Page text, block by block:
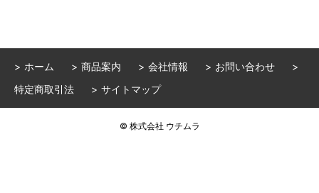
ホーム 商品案内 会社情報
お問い合わせ
特定商取引法
サイトマップ
© 株式会社 ウチムラ